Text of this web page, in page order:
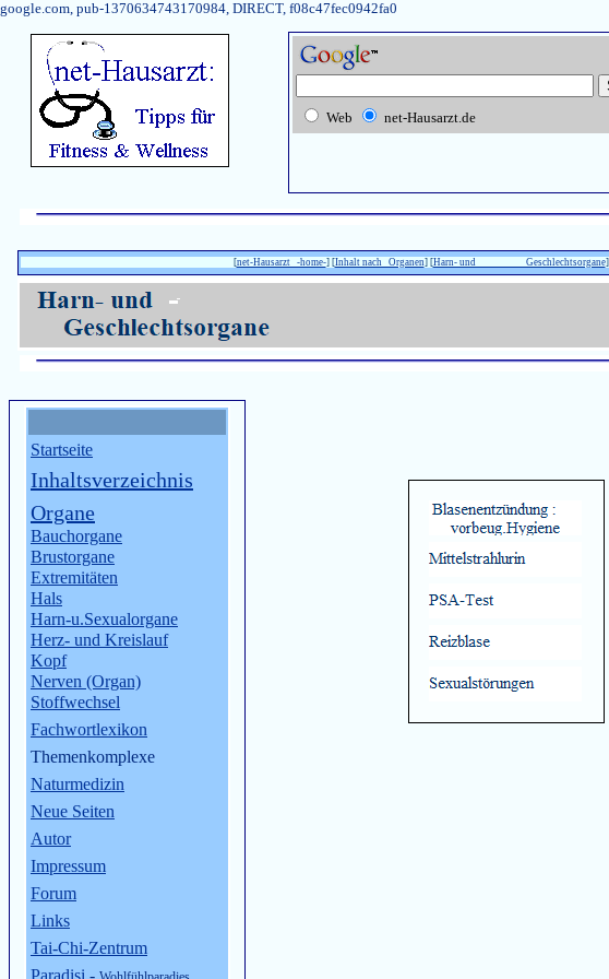
google.com, pub-1370634743170984, DIRECT, f08c47fec0942fa0
Web net-Hausarzt.de
[net-Hausarzt -home-] [Inhalt nach Organen] [Harn- und Geschlechtsorgane]
Startseite
Inhaltsverzeichnis
Organe
Bauchorgane
Brustorgane
Extremitäten
Hals
Harn-u.Sexualorgane
Herz- und Kreislauf
Kopf
Nerven (Organ)
Stoffwechsel
Fachwortlexikon
Themenkomplexe
Naturmedizin
Neue Seiten
Autor
Impressum
Forum
Links
Tai-Chi-Zentrum
Paradisi -